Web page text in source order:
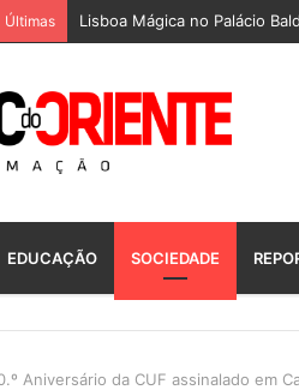
Últimas Lisboa Mágica no Palácio
EDUCAÇÃO SOCIEDADE
Aniversário da CUF assinalado em